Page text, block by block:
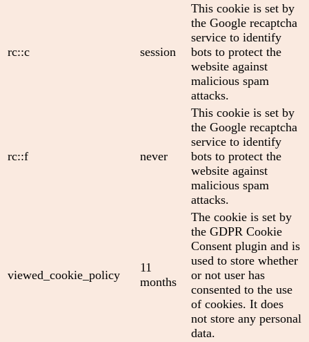
rc::c session
This cookie is set by
the Google recaptcha
service to identify
bots to protect the
website against
malicious spam
attacks.
rc::f never
This cookie is set by
the Google recaptcha
service to identify
bots to protect the
website against
malicious spam
attacks.
viewed_cookie_policy
11
months
The cookie is set by
the GDPR Cookie
Consent plugin and is
used to store whether
or not user has
consented to the use
of cookies. It does
not store any personal
data.